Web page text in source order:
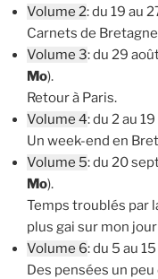
Volume 2: du 19 au
Carnets de Bretagne
Volume 3: du 29
Mo).
Retour à Paris.
Volume 4: du 2 au
Un week-end en
Volume 5: du 20
Mo).
Temps troublés par
plus gai sur mon
Volume 6: du 5 au
Des pensées un